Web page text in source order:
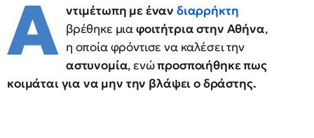
Α ντιμέτωπη με έναν διαρρήκτη
βρέθηκε μιαφοιτήτρια στην Αθήνα,
η οποία φρόντισε να καλέσει την
αστυνομία, ενώπροσποιήθηκε πως
κοιμάται για να μην την βλάψει ο δράστης.